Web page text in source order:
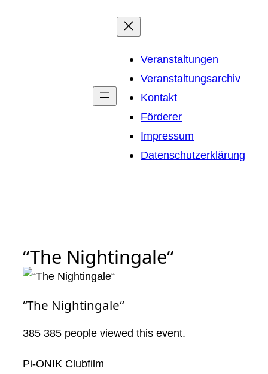
Veranstaltungen
Veranstaltungsarchiv
Kontakt
Förderer
Impressum
Datenschutzerklärung
“The Nightingale“
“The Nightingale“
385 385 people viewed this event.
Pi-ONIK Clubfilm